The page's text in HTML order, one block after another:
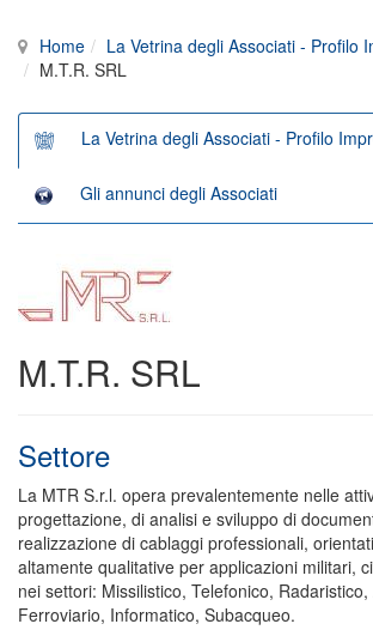
Home
La Vetrina degli Associati - Profilo
M.T.R. SRL
La Vetrina degli Associati - Profilo
Gli annunci degli Associati
M.T.R. SRL
Settore
La MTR S.r.l. opera prevalentemente nelle
progettazione, di analisi e sviluppo di
realizzazione di cablaggi professionali,
altamente qualitative per applicazioni militari,
nei settori: Missilistico, Telefonico,
Ferroviario, Informatico, Subacqueo.